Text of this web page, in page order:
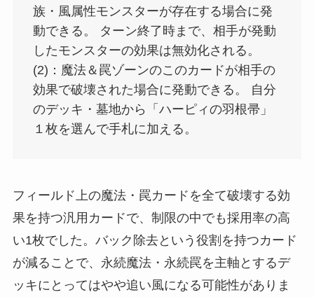
族・風属性モンスターが存在する場合に発
動できる。 ターン終了時まで、相手が発動
したモンスターの効果は無効化される。
(2)：魔法＆罠ゾーンのこのカードが相手の
効果で破壊された場合に発動できる。 自分
のデッキ・墓地から「ハーピィの羽根帚」
１枚を選んで手札に加える。
フィールド上の魔法・罠カードを全て破壊する効
果を持つ汎用カードで、制限の中でも採用率の高
い1枚でした。バック除去という役割を持つカード
が減ることで、永続魔法・永続罠を主軸とするデ
ッキにとってはやや追い風になる可能性がありま